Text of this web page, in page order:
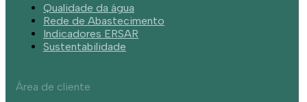
Qualidade da água
Rede de Abastecimento
Indicadores ERSAR
Sustentabilidade
Área de cliente